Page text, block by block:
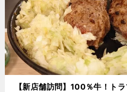
【新店舗訪問】100％牛！ト